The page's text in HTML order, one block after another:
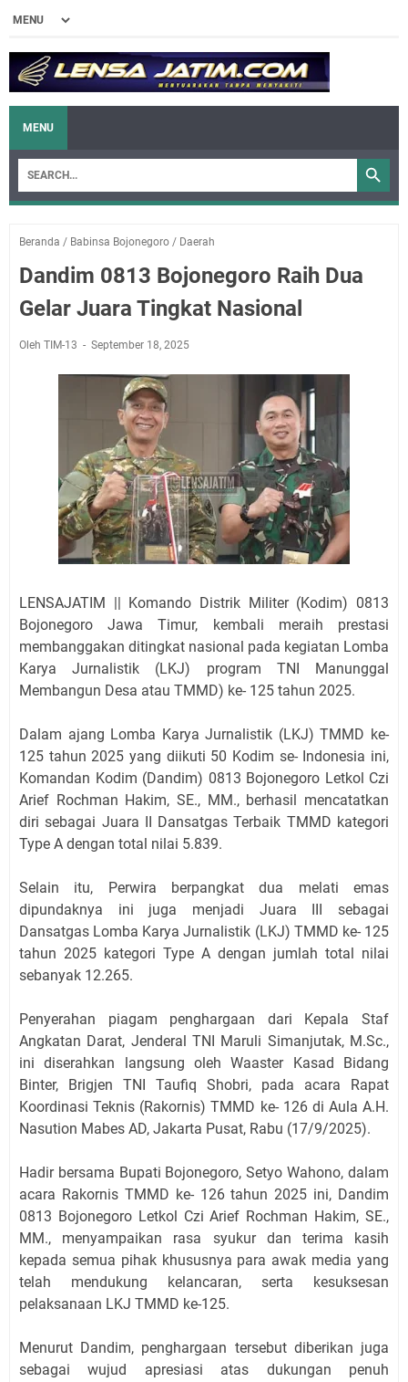
MENU
Beranda / Babinsa Bojonegoro / Daerah
Dandim 0813 Bojonegoro Raih Dua
Gelar Juara Tingkat Nasional
Oleh TIM-13 September 18, 2025
LENSAJATIM || Komando Distrik Militer (Kodim) 0813
Bojonegoro Jawa Timur, kembali meraih prestasi
membanggakan ditingkat nasional pada kegiatan Lomba
Karya Jurnalistik (LKJ) program TNI Manunggal
Membangun Desa atau TMMD) ke- 125 tahun 2025.
Dalam ajang Lomba Karya Jurnalistik (LKJ) TMMD ke-
125 tahun 2025 yang diikuti 50 Kodim se- Indonesia ini,
Komandan Kodim (Dandim) 0813 Bojonegoro Letkol Czi
Arief Rochman Hakim, SE., MM., berhasil mencatatkan
diri sebagai Juara II Dansatgas Terbaik TMMD kategori
Type A dengan total nilai 5.839.
Selain itu, Perwira berpangkat dua melati emas
dipundaknya ini juga menjadi Juara III sebagai
Dansatgas Lomba Karya Jurnalistik (LKJ) TMMD ke- 125
tahun 2025 kategori Type A dengan jumlah total nilai
sebanyak 12.265.
Penyerahan piagam penghargaan dari Kepala Staf
Angkatan Darat, Jenderal TNI Maruli Simanjutak, M.Sc.,
ini diserahkan langsung oleh Waaster Kasad Bidang
Binter, Brigjen TNI Taufiq Shobri, pada acara Rapat
Koordinasi Teknis (Rakornis) TMMD ke- 126 di Aula A.H.
Nasution Mabes AD, Jakarta Pusat, Rabu (17/9/2025).
Hadir bersama Bupati Bojonegoro, Setyo Wahono, dalam
acara Rakornis TMMD ke- 126 tahun 2025 ini, Dandim
0813 Bojonegoro Letkol Czi Arief Rochman Hakim, SE.,
MM., menyampaikan rasa syukur dan terima kasih
kepada semua pihak khususnya para awak media yang
telah mendukung kelancaran, serta kesuksesan
pelaksanaan LKJ TMMD ke-125.
Menurut Dandim, penghargaan tersebut diberikan juga
sebagai wujud apresiasi atas dukungan penuh